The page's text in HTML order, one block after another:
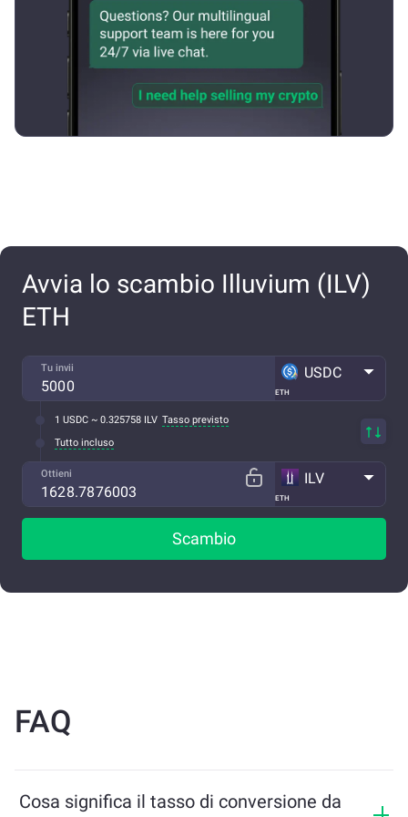
Avvia lo scambio Illuvium (ILV)
ETH
Tu invii
ETH
USDC
1 USDC ~ 0.325758 ILV Tasso previsto
Tutto incluso
Ottieni
ETH
ILV
Scambio
FAQ
Cosa significa il tasso di conversione da